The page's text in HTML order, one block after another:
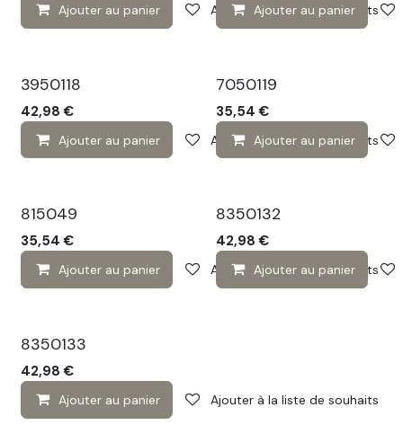
Ajouter au panier Ajouter à la liste de souhaits
Ajouter au panier
3950118
42,98 €
Ajouter au panier Ajouter à la liste de souhaits
7050119
35,54 €
Ajouter au panier
815049
35,54 €
Ajouter au panier Ajouter à la liste de souhaits
8350132
42,98 €
Ajouter au panier
8350133
42,98 €
Ajouter au panier Ajouter à la liste de souhaits